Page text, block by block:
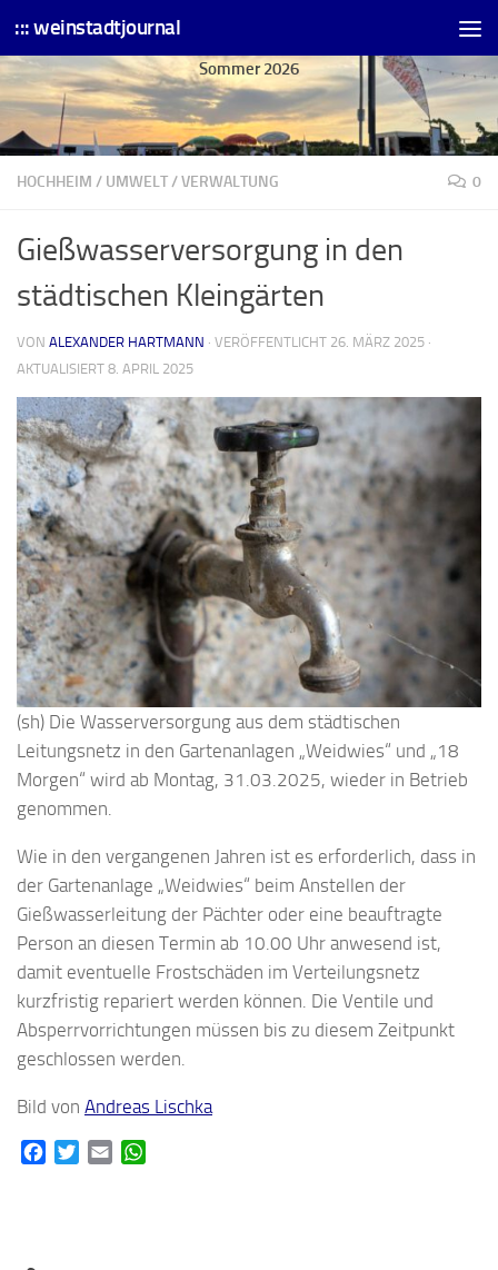
Skip to content
::: weinstadtjournal
Sommer 2026
HOCHHEIM / UMWELT/VERWALTUNG 0
Gießwasserversorgung in den
städtischen Kleingärten
VON ALEXANDER HARTMANN · VERÖFFENTLICHT 26. MÄRZ 2025 ·
AKTUALISIERT 8. APRIL 2025
(sh) Die Wasserversorgung aus dem städtischen
Leitungsnetz in den Gartenanlagen „Weidwies“ und „18
Morgen“ wird ab Montag, 31.03.2025, wieder in Betrieb
genommen.
Wie in den vergangenen Jahren ist es erforderlich, dass in
der Gartenanlage „Weidwies“ beim Anstellen der
Gießwasserleitung der Pächter oder eine beauftragte
Person an diesen Termin ab 10.00 Uhr anwesend ist,
damit eventuelle Frostschäden im Verteilungsnetz
kurzfristig repariert werden können. Die Ventile und
Absperrvorrichtungen müssen bis zu diesem Zeitpunkt
geschlossen werden.
Bild von Andreas Lischka
FacebookTwitterEmail